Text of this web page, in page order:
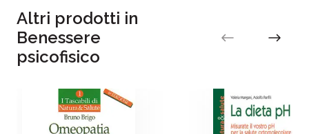
Altri prodotti in
Benessere
psicofisico